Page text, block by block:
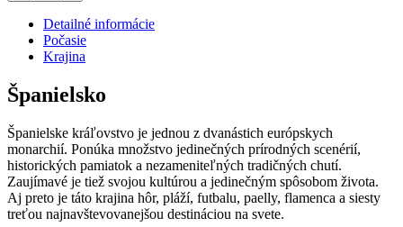
Detailné informácie
Počasie
Krajina
Španielsko
Španielske kráľovstvo je jednou z dvanástich európskych
monarchií. Ponúka množstvo jedinečných prírodných scenérií,
historických pamiatok a nezameniteľných tradičných chutí.
Zaujímavé je tiež svojou kultúrou a jedinečným spôsobom života.
Aj preto je táto krajina hôr, pláží, futbalu, paelly, flamenca a siesty
treťou najnavštevovanejšou destináciou na svete.